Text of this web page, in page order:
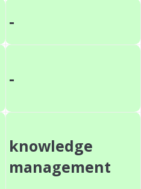
-
-
knowledge
management